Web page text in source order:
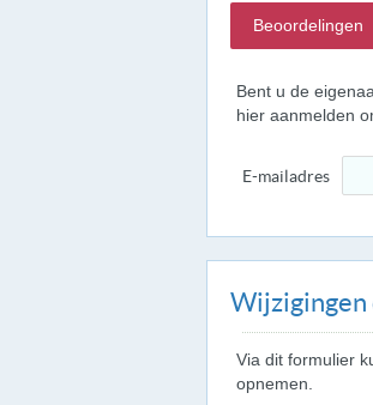
Beoordelingen
Bent u de
hier aanmelden
E-mailadres
Wijzigingen
Via dit formulier
opnemen.